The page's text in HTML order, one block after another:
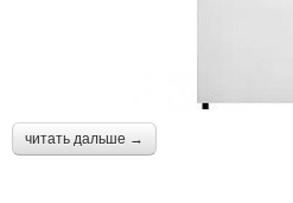
читать дальше →